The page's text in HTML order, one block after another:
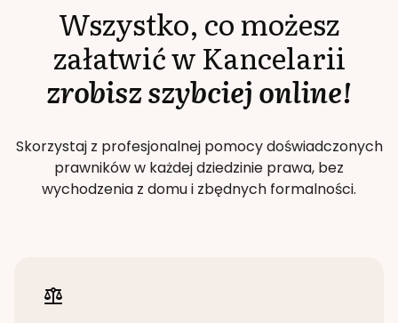
Wszystko, co możesz
załatwić w Kancelarii
zrobisz szybciej online!
Skorzystaj z profesjonalnej pomocy doświadczonych
prawników w każdej dziedzinie prawa, bez
wychodzenia z domu i zbędnych formalności.